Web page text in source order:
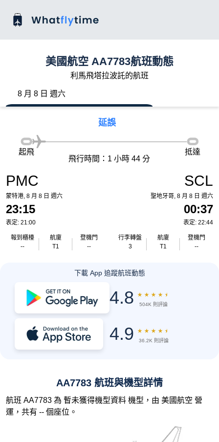
美國航空 AA7783航班動態
利馬飛塔拉波託的航班
8 月 8 日 週六
延誤
PMC
蒙特港, 8 月 8 日 週六
23:15
表定: 21:00
報到櫃檯
--
航廈
T1
登機門
--
起飛
飛行時間：1 小時 44 分
抵達
SCL
聖地牙哥, 8 月 8 日 週六
00:37
表定: 22:44
行李轉盤
3
航廈
T1
登機門
--
下載 App 追蹤航班動態
4.8 ★ ★ ★ ★ ★
504K 則評論
4.9 ★ ★ ★ ★ ★
36.2K 則評論
AA7783 航班與機型詳情
航班 AA7783 為 暫未獲得機型資料 機型，由 美國航空 營
運，共有 -- 個座位。